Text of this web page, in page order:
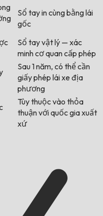
Sổ tay in cùng bằng lái
gốc
Sổ tay vật lý — xác
minh cơ quan cấp phép
Sau 1 năm, có thể cần
giấy phép lái xe địa
phương
Tùy thuộc vào thỏa
thuận với quốc gia xuất
xứ